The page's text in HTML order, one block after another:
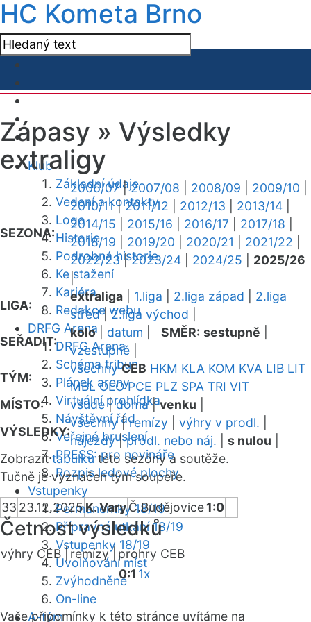
HC Kometa Brno
Klub
Základní údaje
Vedení a kontakty
Logo
Historie
Podrobná historie
Ke stažení
Kariéra
Redakce webu
DRFG Arena
DRFG Arena
Schéma tribun
Plánek areny
Virtuální prohlídka
Návštěvní řád
Veřejné bruslení
PRESS: pro novináře
Rozpis ledové plochy
Vstupenky
Permanentky 18/19
Přípravná utkání 18/19
Vstupenky 18/19
Uvolňování míst
Zvýhodněné
On-line
A-tým
Zápasy » Výsledky
extraligy
SEZONA:
2006/07|2007/08 2008/09 2009/10
2010/11|2011/12 2012/13 2013/14
2014/15
2015/16 2016/17 2017/18
2018/19
2019/20 2020/21 2021/22
2022/23|2023/24 2024/25
2025/26
|
LIGA:
extraliga 1.liga 2.liga západ
2.liga
střed|2.liga východ
SEŘADIT:
kolo| datum SMĚR: sestupně
vzestupně
TÝM:
všechny CEB HKM KLA KOM KVA LIB LIT
MBL OLO PCE PLZ SPA TRI VIT
MÍSTO:
všude|doma|venku
VÝSLEDKY:
všechny|remízy výhry v prodl.
nájezdy|prodl. nebo náj. s nulou
Zobrazittabulkutéto sezóny a soutěže.
Tučně je vyznačen tým soupeře.
33 23.12.2025K. VaryČ.Budějovice1:0
Četnost výsledků
výhry CEB |remízy | prohry CEB
0:1 1x
Vaše připomínky k této stránce uvítáme na